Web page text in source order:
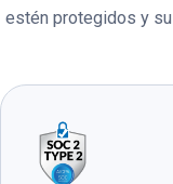
estén protegidos y